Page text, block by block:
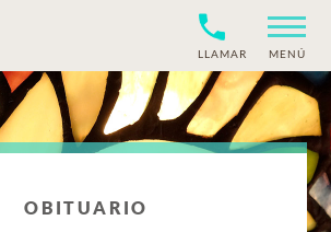
LLAMAR MENÚ
OBITUARIO